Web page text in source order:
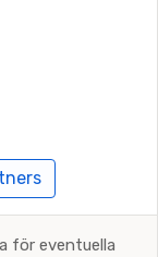
för eventuella